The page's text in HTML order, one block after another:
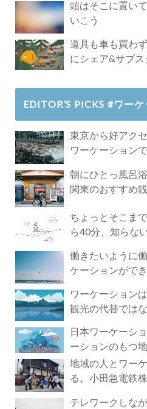
頭はそこに置い
いこう
道具も車も買わ
にシェア&サブ
EDITOR’S PICKS #ワー
東京から好アク
ワーケーション
朝にひとっ風呂
関東のおすすめ
ちょっとそこま
ら40分、知らな
働きたいように
ケーションがで
ワーケーション
観光の代替では
日本ワーケーシ
ーションのもつ
地域の人とワー
る。小田急電鉄
テレワークしな